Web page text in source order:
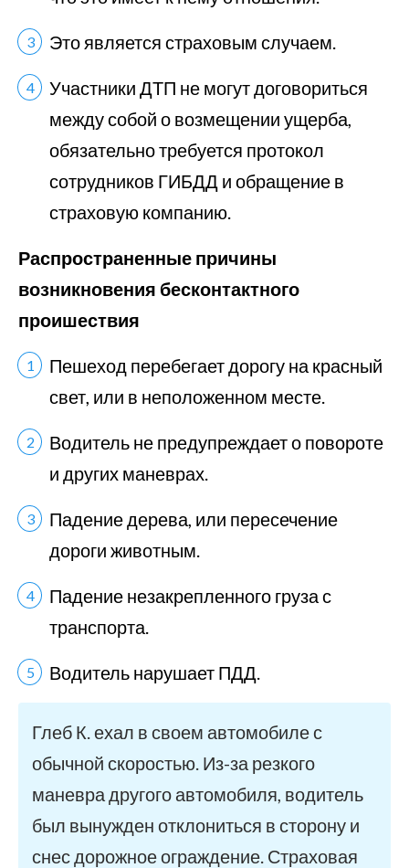
Это является страховым случаем.
Участники ДТП не могут договориться
между собой о возмещении ущерба,
обязательно требуется протокол
сотрудников ГИБДД и обращение в
страховую компанию.
Распространенные причины
возникновения бесконтактного
проишествия
Пешеход перебегает дорогу на красный
свет, или в неположенном месте.
Водитель не предупреждает о повороте
и других маневрах.
Падение дерева, или пересечение
дороги животным.
Падение незакрепленного груза с
транспорта.
Водитель нарушает ПДД.
Глеб К. ехал в своем автомобиле с
обычной скоростью. Из-за резкого
маневра другого автомобиля, водитель
был вынужден отклониться в сторону и
снес дорожное ограждение. Страховая